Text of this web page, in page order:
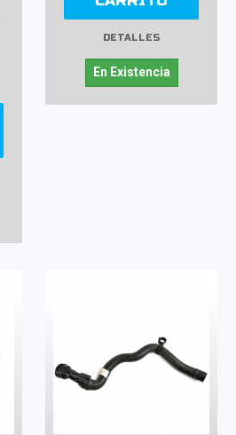
DETALLES
En Existencia